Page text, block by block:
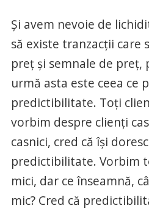
Și avem nevoie de
să existe tranzacții care
preț și semnale de preț,
urmă asta este ceea ce
predictibilitate. Toți
vorbim despre clienți
casnici, cred că își
predictibilitate. Vorbim
mici, dar ce înseamnă,
mic? Cred că